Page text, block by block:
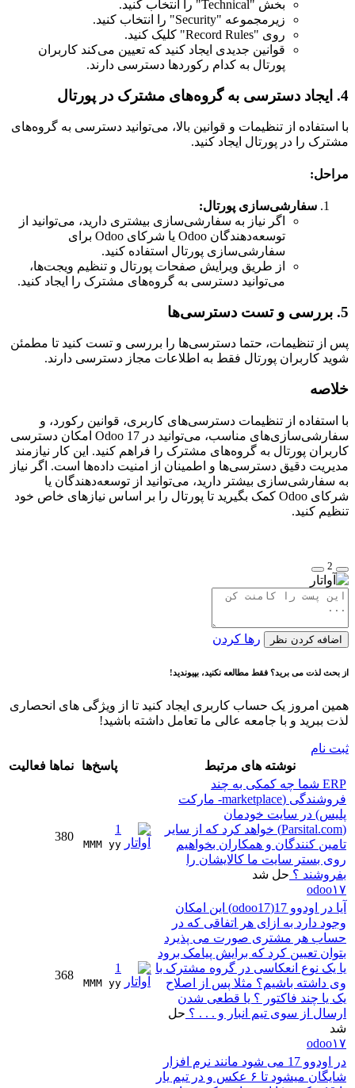
بخش "Technical" را انتخاب کنید.
زیرمجموعه "Security" را انتخاب کنید.
روی "Record Rules" کلیک کنید.
قوانین جدیدی ایجاد کنید که تعیین می‌کند کاربران
پورتال به کدام رکوردها دسترسی دارند.
4. ایجاد دسترسی به گروه‌های مشترک در پورتال
با استفاده از تنظیمات و قوانین بالا، می‌توانید دسترسی به گروه‌های
مشترک را در پورتال ایجاد کنید.
مراحل:
سفارشی‌سازی پورتال:
اگر نیاز به سفارشی‌سازی بیشتری دارید، می‌توانید از
توسعه‌دهندگان Odoo یا شرکای Odoo برای
سفارشی‌سازی پورتال استفاده کنید.
از طریق ویرایش صفحات پورتال و تنظیم ویجت‌ها،
می‌توانید دسترسی به گروه‌های مشترک را ایجاد کنید.
5. بررسی و تست دسترسی‌ها
پس از تنظیمات، حتما دسترسی‌ها را بررسی و تست کنید تا مطمئن
شوید کاربران پورتال فقط به اطلاعات مجاز دسترسی دارند.
خلاصه
با استفاده از تنظیمات دسترسی‌های کاربری، قوانین رکورد، و
سفارشی‌سازی‌های مناسب، می‌توانید در Odoo 17 امکان دسترسی
کاربران پورتال به گروه‌های مشترک را فراهم کنید. این کار نیازمند
مدیریت دقیق دسترسی‌ها و اطمینان از امنیت داده‌ها است. اگر نیاز
به سفارشی‌سازی بیشتر دارید، می‌توانید از توسعه‌دهندگان یا
شرکای Odoo کمک بگیرید تا پورتال را بر اساس نیازهای خاص خود
تنظیم کنید.
2
اضافه کردن نظر رها کردن
از بحث لذت می برید؟ فقط مطالعه نکنید، بپیوندید!
همین امروز یک حساب کاربری ایجاد کنید تا از ویژگی های انحصاری
لذت ببرید و با جامعه عالی ما تعامل داشته باشید!
ثبت نام
نوشته های مرتبط
پاسخ‌ها نماها فعالیت
ERP شما چه کمکی به چند
فروشندگی (marketplace- مارکت
پلیس) در سایت خودمان
(Parsital.com) خواهد کرد که از سایر
تامین کنندگان و همکاران بخواهیم
روی بستر سایت ما کالایشان را
بفروشند ؟ حل شد
odoo۱۷
1
MMM yy
380
آیا در اودوو 17(odoo17) این امکان
وجود دارد به ازای هر اتفاقی که در
حساب هر مشتری صورت می پذیرد
بتوان تعیین کرد که برایش پیامک برود
یا یک نوع انعکاسی در گروه مشترک با
وی داشته باشیم؟ مثلا پس از اصلاح
یک یا چند فاکتور ؟ یا قطعی شدن
ارسال از سوی تیم انبار و . . . ؟ حل
شد
odoo۱۷
1
MMM yy
368
در اودوو 17 می شود مانند نرم افزار
شایگان میشود تا ۶ عکس و در تیم یار